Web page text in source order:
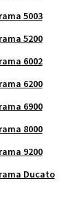
5003
5200
6002
6200
6900
8000
9200
Ducato